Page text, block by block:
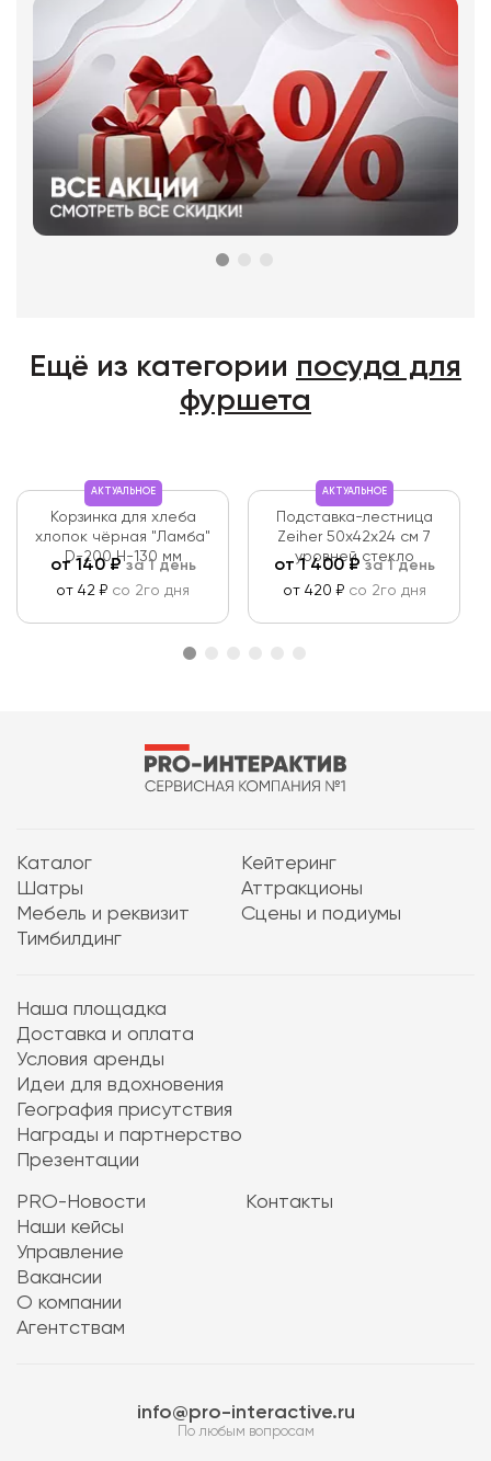
Ещё из категории посуда для
фуршета
АКТУАЛЬНОЕ
Корзинка для хлеба
хлопок чёрная "Ламба"
D-200 Н-130 мм
от140₽за 1 день
от 42 ₽ со 2го дня
АКТУАЛЬНОЕ
Подставка-лестница
Zeiher 50х42х24 см 7
уровней стекло
от1 400₽за 1 день
от 420 ₽ со 2го дня
Каталог
Кейтеринг
Шатры
Аттракционы
Мебель и реквизит
Сцены и подиумы
Тимбилдинг
Наша площадка
Доставка и оплата
Условия аренды
Идеи для вдохновения
География присутствия
Награды и партнерство
Презентации
PRO-Новости
Наши кейсы
Управление
Вакансии
О компании
Агентствам
Контакты
info@pro-interactive.ru
По любым вопросам